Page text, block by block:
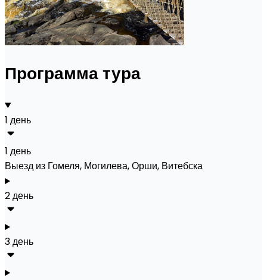
Программа тура
1 день
1 день
Выезд из Гомеля, Могилева, Орши, Витебска
2 день
3 день